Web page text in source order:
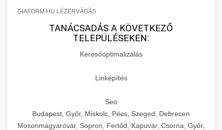
GIAFORM.HU LÉZERVÁGÁS
TANÁCSADÁS A KÖVETKEZŐ
TELEPÜLÉSEKEN:
Keresőoptimalizálás
Linképítés
Seo
Budapest, Győr, Miskolc, Pécs, Szeged, Debrecen
Mosonmagyaróvár, Sopron, Fertőd, Kapuvár, Csorna, Győr,